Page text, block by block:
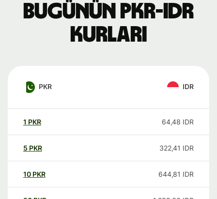
Bugünün PKR-IDR
kurları
PKR IDR
1 PKR 64,48 IDR
5 PKR 322,41 IDR
10 PKR 644,81 IDR